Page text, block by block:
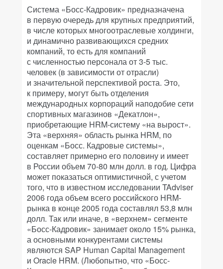
Система «Босс-Кадровик» предназначена
в первую очередь для крупных предприятий,
в числе которых многоотраслевые холдинги,
и динамично развивающихся средних
компаний, то есть для компаний
с численностью персонала от 3-5 тыс.
человек (в зависимости от отрасли)
и значительной перспективой роста. Это,
к примеру, могут быть отделения
международных корпораций наподобие сети
спортивных магазинов «Декатлон»,
приобретающие HRM-систему «на вырост».
Эта «верхняя» область рынка HRM, по
оценкам «Босс. Кадровые системы»,
составляет примерно его половину и имеет
в России объем 70-80 млн долл. в год. Цифра
может показаться оптимистичной, с учетом
того, что в известном исследовании TAdviser
2006 года объем всего российского HRM-
рынка в конце 2005 года составлял 53,8 млн
долл. Так или иначе, в «верхнем» сегменте
«Босс-Кадровик» занимает около 15% рынка,
а основными конкурентами системы
являются SAP Human Capital Management
и Oracle HRM. (Любопытно, что «Босс-